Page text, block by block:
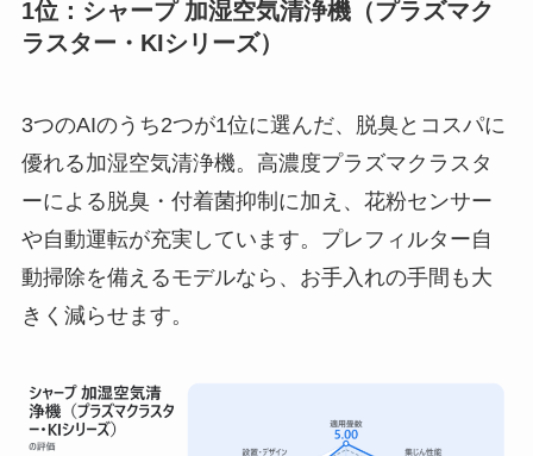
1位：シャープ 加湿空気清浄機（プラズマク
ラスター・KIシリーズ）
3つのAIのうち2つが1位に選んだ、脱臭とコスパに
優れる加湿空気清浄機。高濃度プラズマクラスタ
ーによる脱臭・付着菌抑制に加え、花粉センサー
や自動運転が充実しています。プレフィルター自
動掃除を備えるモデルなら、お手入れの手間も大
きく減らせます。